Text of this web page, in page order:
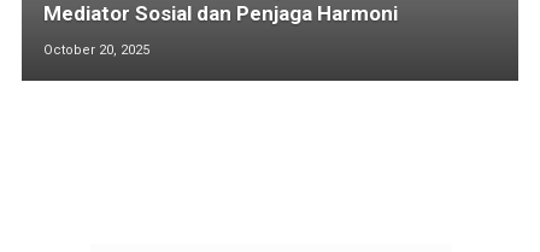
Mediator Sosial dan Penjaga Harmoni
October 20, 2025